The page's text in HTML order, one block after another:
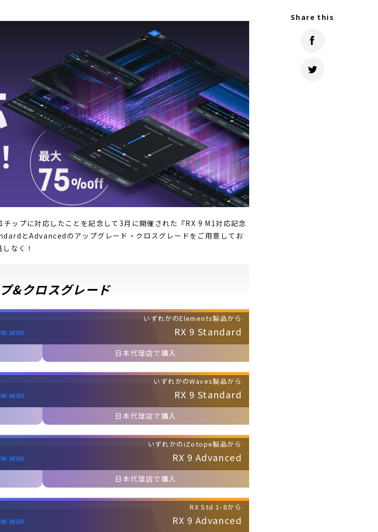
ップに対応したことを記念して3月に開催された『RX 9 M1対応記念
とAdvancedのアップグレード・クロスグレードをご用意してお
なく！
&クロスグレード
いずれかのElements製品から
RX 9 Standard
日本代理店で購入
いずれかのWaves製品から
RX 9 Standard
日本代理店で購入
いずれかのiZotope製品から
RX 9 Advanced
日本代理店で購入
RX Std 1-8から
RX 9 Advanced
Share this